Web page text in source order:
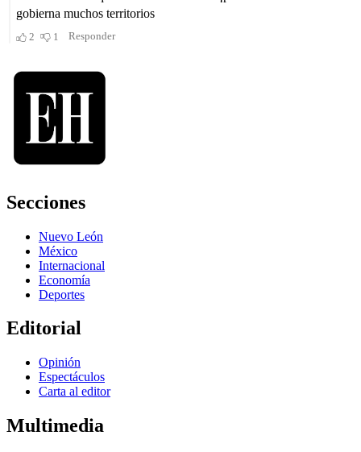
Secciones
Nuevo León
México
Internacional
Economía
Deportes
Editorial
Opinión
Espectáculos
Carta al editor
Multimedia